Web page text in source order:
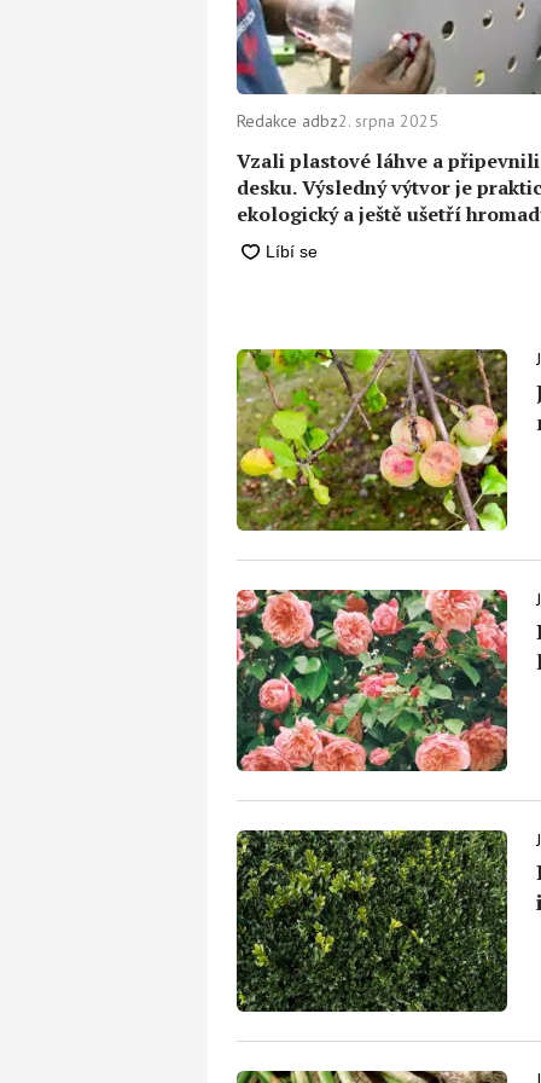
Vzali plastové láhve a
desku. Výsledný výtvor je
ekologický a ještě ušetří
peněz
Redakce adbz2. srpna 2025